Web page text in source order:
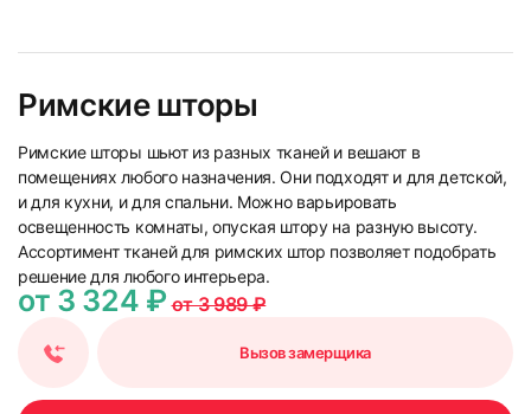
Римские шторы
Римские шторы шьют из разных тканей и вешают в
помещениях любого назначения. Они подходят и для детской,
и для кухни, и для спальни. Можно варьировать
освещенность комнаты, опуская штору на разную высоту.
Ассортимент тканей для римских штор позволяет подобрать
решение для любого интерьера.
от 3 324 ₽от 3 989 ₽
Вызов замерщика